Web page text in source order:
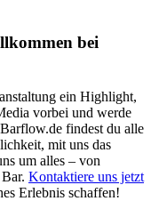
bei
ein Highlight,
vorbei und werde
findest du alle
mit uns das
um alles – von
Kontaktiere uns jetzt
Erlebnis schaffen!